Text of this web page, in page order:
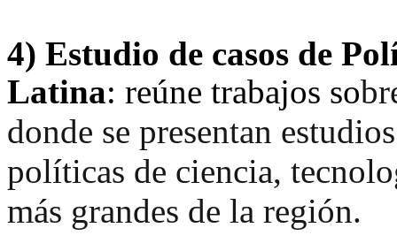
4) Estudio de casos de
Latina: reúne trabajos so
donde se presentan
políticas de ciencia,
más grandes de la región.